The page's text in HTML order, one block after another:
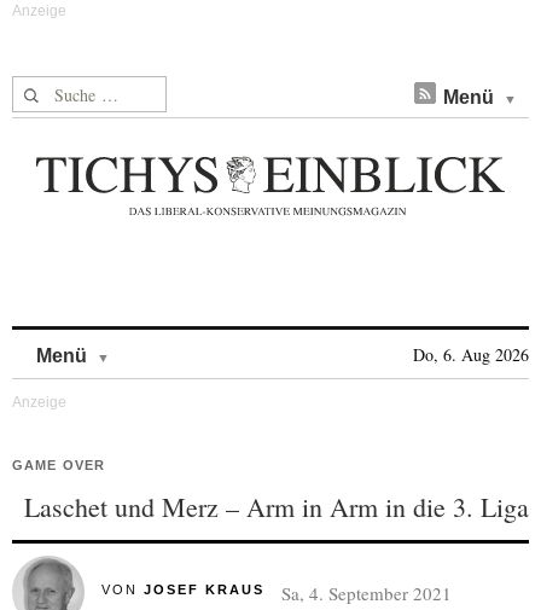
Suche nach: Menü
Menü Do, 6. Aug 2026
GAME OVER
Laschet und Merz – Arm in Arm in die 3. Liga
VON JOSEF KRAUS Sa, 4. September 2021